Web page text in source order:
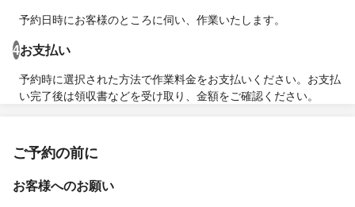
予約日時にお客様のところに伺い、作業いたします。
4お支払い
予約時に選択された方法で作業料金をお支払いください。お支払
い完了後は領収書などを受け取り、金額をご確認ください。
ご予約の前に
お客様へのお願い